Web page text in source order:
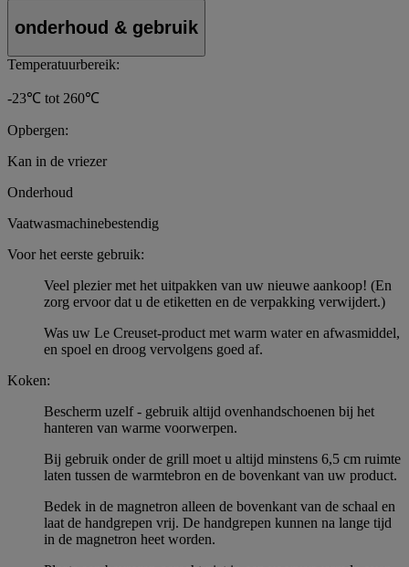
onderhoud & gebruik
Temperatuurbereik:
-23℃ tot 260℃
Opbergen:
Kan in de vriezer
Onderhoud
Vaatwasmachinebestendig
Voor het eerste gebruik:
Veel plezier met het uitpakken van uw nieuwe aankoop! (En
zorg ervoor dat u de etiketten en de verpakking verwijdert.)
Was uw Le Creuset-product met warm water en afwasmiddel,
en spoel en droog vervolgens goed af.
Koken:
Bescherm uzelf - gebruik altijd ovenhandschoenen bij het
hanteren van warme voorwerpen.
Bij gebruik onder de grill moet u altijd minstens 6,5 cm ruimte
laten tussen de warmtebron en de bovenkant van uw product.
Bedek in de magnetron alleen de bovenkant van de schaal en
laat de handgrepen vrij. De handgrepen kunnen na lange tijd
in de magnetron heet worden.